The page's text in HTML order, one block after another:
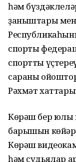
һәм
ҙаныштары
спорты
спортты
сараны
Рәхмәт
Көрәш бер юлы
барышын
Көрәш
һәм судьялар